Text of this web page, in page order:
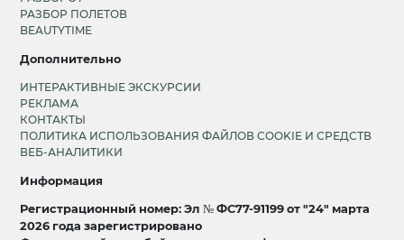
РАЗБОР ПОЛЕТОВ
BEAUTYTIME
Дополнительно
ИНТЕРАКТИВНЫЕ ЭКСКУРСИИ
РЕКЛАМА
КОНТАКТЫ
ПОЛИТИКА ИСПОЛЬЗОВАНИЯ ФАЙЛОВ COOKIE И СРЕДСТВ
ВЕБ-АНАЛИТИКИ
Информация
Регистрационный номер: Эл № ФС77-91199 от "24" марта
2026 года зарегистрировано